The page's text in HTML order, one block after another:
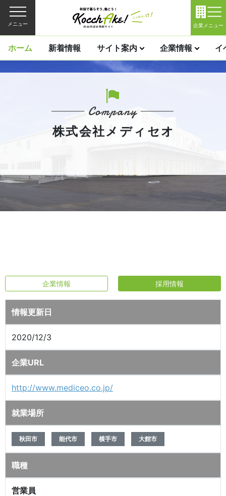
メニュー 企業メニュー
ホーム 新着情報 サイト案内 企業情報 イ
株式会社メディセオ
企業情報 採用情報
情報更新日
2020/12/3
企業URL
http://www.mediceo.co.jp/
就業場所
秋田市 能代市 横手市 大館市
職種
営業員